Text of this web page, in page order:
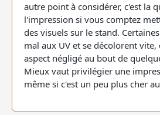
autre point à considérer, c'est la
l'impression si vous comptez
des visuels sur le stand.
mal aux UV et se décolorent
aspect négligé au bout de
Mieux vaut privilégier une
même si c'est un peu plus cher